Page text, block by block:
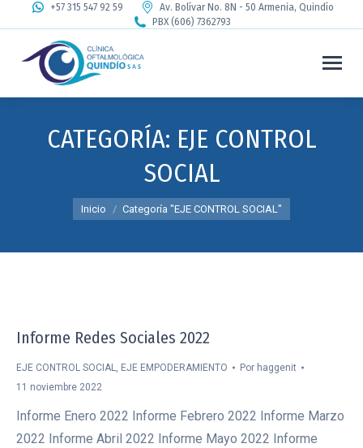
+57 315 547 92 59
Av. Bolívar No. 8N - 50 Armenia, Quindío
PBX (606) 7362793
CATEGORÍA: EJE CONTROL
SOCIAL
Estás aquí:
Inicio Categoría "EJE CONTROL SOCIAL"
Informe Redes Sociales 2022
EJE CONTROL SOCIAL, EJE EMPODERAMIENTO Por haggenit
11 noviembre 2022
Informe Enero 2022 Informe Febrero 2022 Informe Marzo
2022 Informe Abril 2022 Informe Mayo 2022 Informe